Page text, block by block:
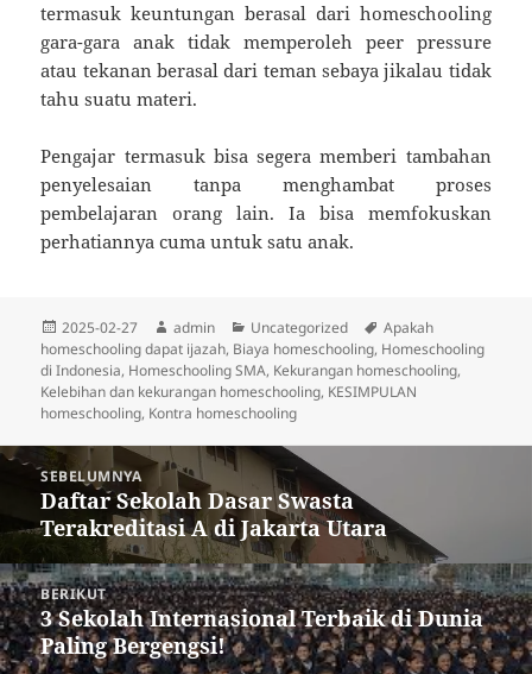
termasuk keuntungan berasal dari homeschooling
gara-gara anak tidak memperoleh peer pressure
atau tekanan berasal dari teman sebaya jikalau tidak
tahu suatu materi.
Pengajar termasuk bisa segera memberi tambahan
penyelesaian tanpa menghambat proses
pembelajaran orang lain. Ia bisa memfokuskan
perhatiannya cuma untuk satu anak.
Diposkan
pada
2025-02-27 Penulis
admin Kategori
Uncategorized Tag
Apakah
homeschooling dapat ijazah, Biaya homeschooling, Homeschooling
di Indonesia, Homeschooling SMA, Kekurangan homeschooling,
Kelebihan dan kekurangan homeschooling, KESIMPULAN
homeschooling, Kontra homeschooling
Navigasi
SEBELUMNYA
Pos
sebelumnya:
Daftar Sekolah Dasar Swasta
Terakreditasi A di Jakarta Utara
BERIKUT
Pos
berikutnya:
3 Sekolah Internasional Terbaik di Dunia
Paling Bergengsi!